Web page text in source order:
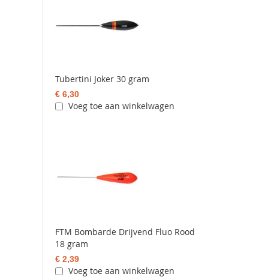
Tubertini Joker 30 gram
€ 6,30
Voeg toe aan winkelwagen
FTM Bombarde Drijvend Fluo Rood
18 gram
€ 2,39
Voeg toe aan winkelwagen